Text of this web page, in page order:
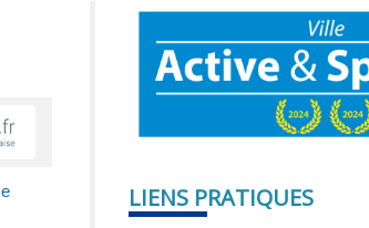
LIENS PRATIQUES